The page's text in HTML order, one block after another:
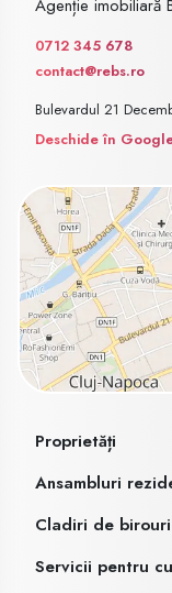
Agenție imobiliară
0712 345 678
contact@rebs.ro
Bulevardul 21
Deschide în
Proprietăți
Ansambluri
Cladiri de birouri
Servicii pentru